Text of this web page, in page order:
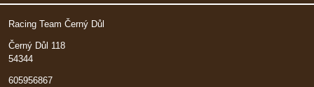
Racing Team Černý Důl
Černý Důl 118
54344
605956867